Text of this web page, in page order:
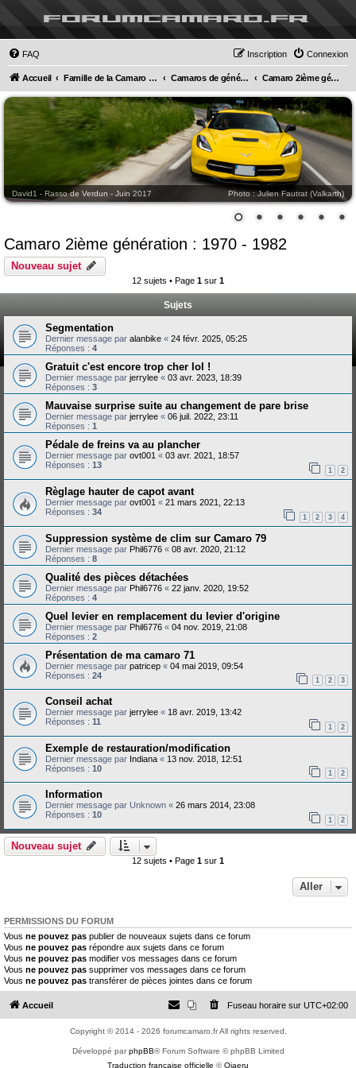
forumcamaro.fr
FAQ Connexion
Inscription
Accueil Famille de la Camaro 5, autres Muscle Cars et Harley Davidson Camaros de générations précédentes Camaro 2ième génération : 1970 - 1982
David1 - Rasso de Verdun - Juin 2017 Photo : Julien Fautrat (Valkarth)
Camaro 2ième génération : 1970 - 1982
Nouveau sujet
12 sujets • Page 1 sur 1
Sujets
Segmentation
Dernier message par alanbike « 24 févr. 2025, 05:25
Réponses : 4
Gratuit c'est encore trop cher lol !
Dernier message par jerrylee « 03 avr. 2023, 18:39
Réponses : 3
Mauvaise surprise suite au changement de pare brise
Dernier message par jerrylee « 06 juil. 2022, 23:11
Réponses : 1
Pédale de freins va au plancher
Dernier message par ovt001 « 03 avr. 2021, 18:57
Réponses : 13
1 2
Règlage hauter de capot avant
Dernier message par ovt001 « 21 mars 2021, 22:13
Réponses : 34
1 2 3 4
Suppression système de clim sur Camaro 79
Dernier message par Phil6776 « 08 avr. 2020, 21:12
Réponses : 8
Qualité des pièces détachées
Dernier message par Phil6776 « 22 janv. 2020, 19:52
Réponses : 4
Quel levier en remplacement du levier d'origine
Dernier message par Phil6776 « 04 nov. 2019, 21:08
Réponses : 2
Présentation de ma camaro 71
Dernier message par patricep « 04 mai 2019, 09:54
Réponses : 24
1 2 3
Conseil achat
Dernier message par jerrylee « 18 avr. 2019, 13:42
Réponses : 11
1 2
Exemple de restauration/modification
Dernier message par Indiana « 13 nov. 2018, 12:51
Réponses : 10
1 2
Information
Dernier message par Unknown « 26 mars 2014, 23:08
Réponses : 10
1 2
Nouveau sujet
12 sujets • Page 1 sur 1
Aller
PERMISSIONS DU FORUM
Vous ne pouvez pas publier de nouveaux sujets dans ce forum
Vous ne pouvez pas répondre aux sujets dans ce forum
Vous ne pouvez pas modifier vos messages dans ce forum
Vous ne pouvez pas supprimer vos messages dans ce forum
Vous ne pouvez pas transférer de pièces jointes dans ce forum
Accueil Fuseau horaire sur UTC+02:00
Copyright © 2014 - 2026 forumcamaro.fr All rights reserved.
Développé parphpBB® Forum Software © phpBB Limited
Traduction française officielle ©Qiaeru